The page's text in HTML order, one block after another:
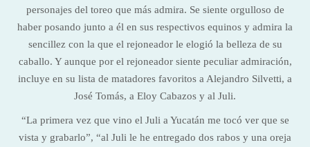
personajes del toreo que más admira. Se siente orgulloso de
haber posando junto a él en sus respectivos equinos y admira la
sencillez con la que el rejoneador le elogió la belleza de su
caballo. Y aunque por el rejoneador siente peculiar admiración,
incluye en su lista de matadores favoritos a Alejandro Silvetti, a
José Tomás, a Eloy Cabazos y al Juli.
“La primera vez que vino el Juli a Yucatán me tocó ver que se
vista y grabarlo”, “al Juli le he entregado dos rabos y una oreja